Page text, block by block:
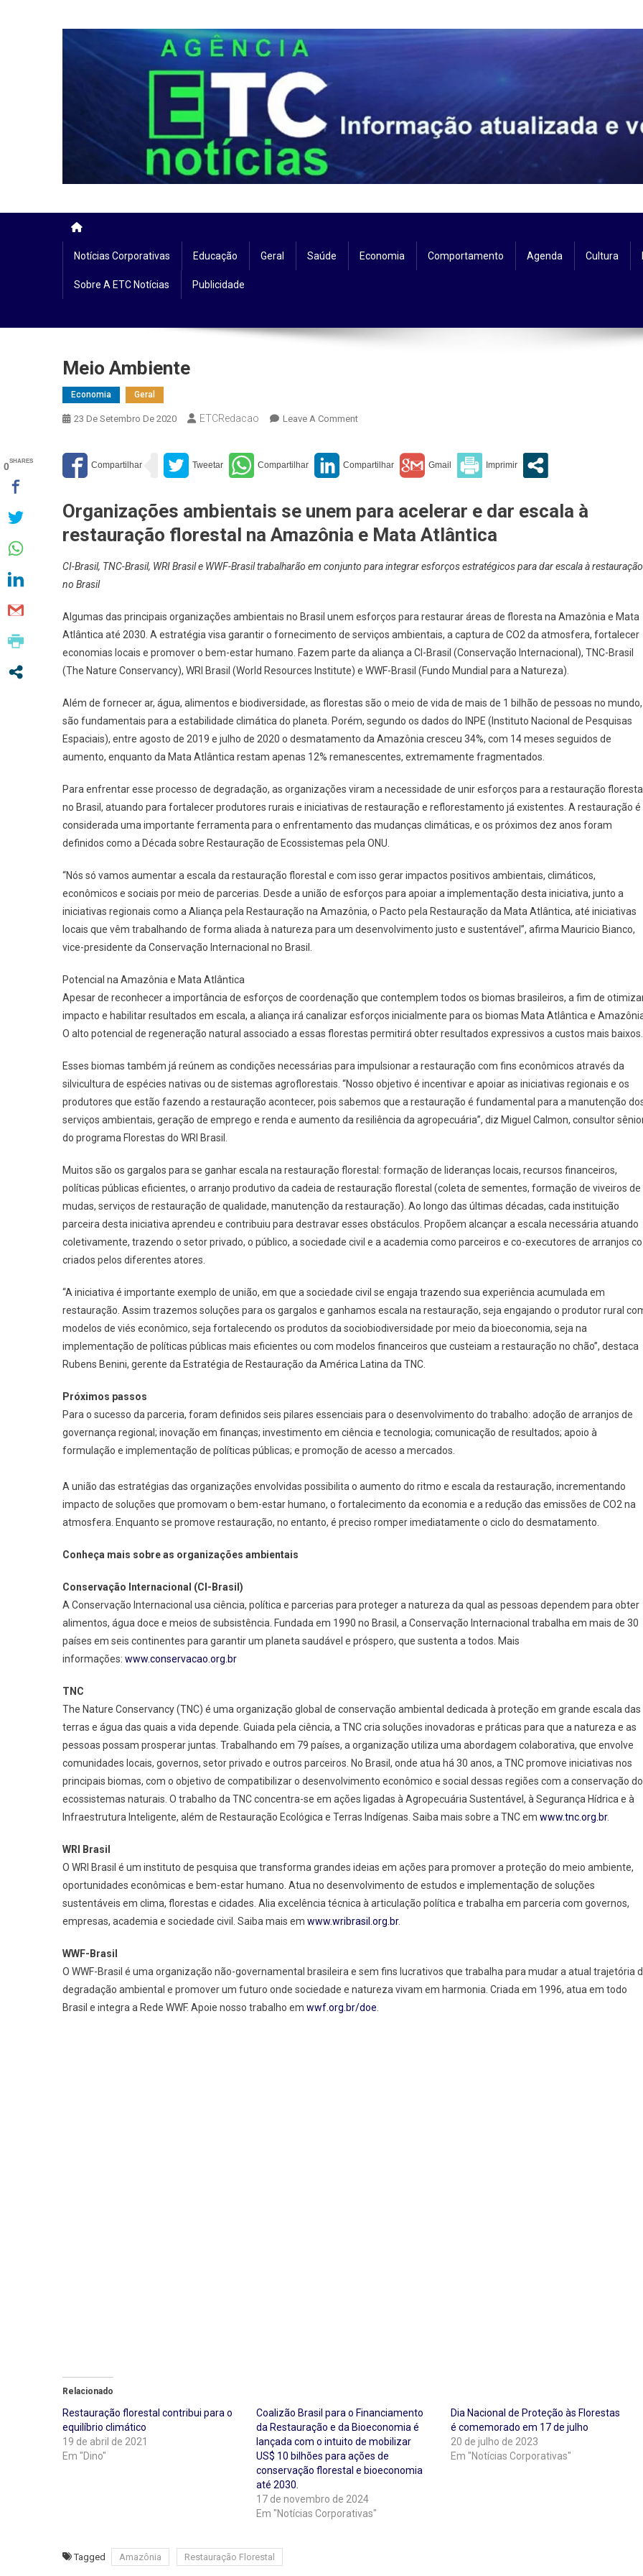
Notícias Corporativas Educação Geral Saúde Economia Comportamento Agenda Cultura
Sobre A ETC Notícias Publicidade
Meio Ambiente
Economia Geral
23 De Setembro De 2020 ETCRedacao Leave A CommentOn
Organizações ambientais se unem para acelerar e dar escala à
restauração florestal na Amazônia e Mata Atlântica
CI-Brasil, TNC-Brasil, WRI Brasil e WWF-Brasil trabalharão em conjunto para integrar esforços estratégicos para dar escala à restauração
no Brasil
Algumas das principais organizações ambientais no Brasil unem esforços para restaurar áreas de floresta na Amazônia e Mata
Atlântica até 2030. A estratégia visa garantir o fornecimento de serviços ambientais, a captura de CO2 da atmosfera, fortalecer
economias locais e promover o bem-estar humano. Fazem parte da aliança a CI-Brasil (Conservação Internacional), TNC-Brasil
(The Nature Conservancy), WRI Brasil (World Resources Institute) e WWF-Brasil (Fundo Mundial para a Natureza).
Além de fornecer ar, água, alimentos e biodiversidade, as florestas são o meio de vida de mais de 1 bilhão de pessoas no
são fundamentais para a estabilidade climática do planeta. Porém, segundo os dados do INPE (Instituto Nacional de Pesquisas
Espaciais), entre agosto de 2019 e julho de 2020 o desmatamento da Amazônia cresceu 34%, com 14 meses seguidos de
aumento, enquanto da Mata Atlântica restam apenas 12% remanescentes, extremamente fragmentados.
Para enfrentar esse processo de degradação, as organizações viram a necessidade de unir esforços para a restauração
no Brasil, atuando para fortalecer produtores rurais e iniciativas de restauração e reflorestamento já existentes. A restauração é
considerada uma importante ferramenta para o enfrentamento das mudanças climáticas, e os próximos dez anos foram
definidos como a Década sobre Restauração de Ecossistemas pela ONU.
“Nós só vamos aumentar a escala da restauração florestal e com isso gerar impactos positivos ambientais, climáticos,
econômicos e sociais por meio de parcerias. Desde a união de esforços para apoiar a implementação desta iniciativa, junto a
iniciativas regionais como a Aliança pela Restauração na Amazônia, o Pacto pela Restauração da Mata Atlântica, até iniciativas
locais que vêm trabalhando de forma aliada à natureza para um desenvolvimento justo e sustentável”, afirma Mauricio Bianco,
vice-presidente da Conservação Internacional no Brasil.
Potencial na Amazônia e Mata Atlântica
Apesar de reconhecer a importância de esforços de coordenação que contemplem todos os biomas brasileiros, a fim de
impacto e habilitar resultados em escala, a aliança irá canalizar esforços inicialmente para os biomas Mata Atlântica e
O alto potencial de regeneração natural associado a essas florestas permitirá obter resultados expressivos a custos mais baixos.
Esses biomas também já reúnem as condições necessárias para impulsionar a restauração com fins econômicos através da
silvicultura de espécies nativas ou de sistemas agroflorestais. “Nosso objetivo é incentivar e apoiar as iniciativas regionais e os
produtores que estão fazendo a restauração acontecer, pois sabemos que a restauração é fundamental para a manutenção
serviços ambientais, geração de emprego e renda e aumento da resiliência da agropecuária”, diz Miguel Calmon, consultor
do programa Florestas do WRI Brasil.
Muitos são os gargalos para se ganhar escala na restauração florestal: formação de lideranças locais, recursos financeiros,
políticas públicas eficientes, o arranjo produtivo da cadeia de restauração florestal (coleta de sementes, formação de viveiros de
mudas, serviços de restauração de qualidade, manutenção da restauração). Ao longo das últimas décadas, cada instituição
parceira desta iniciativa aprendeu e contribuiu para destravar esses obstáculos. Propõem alcançar a escala necessária atuando
coletivamente, trazendo o setor privado, o público, a sociedade civil e a academia como parceiros e co-executores de arranjos
criados pelos diferentes atores.
“A iniciativa é importante exemplo de união, em que a sociedade civil se engaja trazendo sua experiência acumulada em
restauração. Assim trazemos soluções para os gargalos e ganhamos escala na restauração, seja engajando o produtor rural
modelos de viés econômico, seja fortalecendo os produtos da sociobiodiversidade por meio da bioeconomia, seja na
implementação de políticas públicas mais eficientes ou com modelos financeiros que custeiam a restauração no chão”, destaca
Rubens Benini, gerente da Estratégia de Restauração da América Latina da TNC.
Próximos passos
Para o sucesso da parceria, foram definidos seis pilares essenciais para o desenvolvimento do trabalho: adoção de arranjos de
governança regional; inovação em finanças; investimento em ciência e tecnologia; comunicação de resultados; apoio à
formulação e implementação de políticas públicas; e promoção de acesso a mercados.
A união das estratégias das organizações envolvidas possibilita o aumento do ritmo e escala da restauração, incrementando
impacto de soluções que promovam o bem-estar humano, o fortalecimento da economia e a redução das emissões de CO2 na
atmosfera. Enquanto se promove restauração, no entanto, é preciso romper imediatamente o ciclo do desmatamento.
Conheça mais sobre as organizações ambientais
Conservação Internacional (CI-Brasil)
A Conservação Internacional usa ciência, política e parcerias para proteger a natureza da qual as pessoas dependem para obter
alimentos, água doce e meios de subsistência. Fundada em 1990 no Brasil, a Conservação Internacional trabalha em mais de 30
países em seis continentes para garantir um planeta saudável e próspero, que sustenta a todos. Mais
informações: www.conservacao.org.br
TNC
The Nature Conservancy (TNC) é uma organização global de conservação ambiental dedicada à proteção em grande escala das
terras e água das quais a vida depende. Guiada pela ciência, a TNC cria soluções inovadoras e práticas para que a natureza e as
pessoas possam prosperar juntas. Trabalhando em 79 países, a organização utiliza uma abordagem colaborativa, que envolve
comunidades locais, governos, setor privado e outros parceiros. No Brasil, onde atua há 30 anos, a TNC promove iniciativas nos
principais biomas, com o objetivo de compatibilizar o desenvolvimento econômico e social dessas regiões com a conservação
ecossistemas naturais. O trabalho da TNC concentra-se em ações ligadas à Agropecuária Sustentável, à Segurança Hídrica e à
Infraestrutura Inteligente, além de Restauração Ecológica e Terras Indígenas. Saiba mais sobre a TNC em www.tnc.org.br.
WRI Brasil
O WRI Brasil é um instituto de pesquisa que transforma grandes ideias em ações para promover a proteção do meio ambiente,
oportunidades econômicas e bem-estar humano. Atua no desenvolvimento de estudos e implementação de soluções
sustentáveis em clima, florestas e cidades. Alia excelência técnica à articulação política e trabalha em parceria com governos,
empresas, academia e sociedade civil. Saiba mais em www.wribrasil.org.br.
WWF-Brasil
O WWF-Brasil é uma organização não-governamental brasileira e sem fins lucrativos que trabalha para mudar a atual trajetória
degradação ambiental e promover um futuro onde sociedade e natureza vivam em harmonia. Criada em 1996, atua em todo
Brasil e integra a Rede WWF. Apoie nosso trabalho em wwf.org.br/doe.
Relacionado
Restauração florestal contribui para o
equilíbrio climático
19 de abril de 2021
Em "Dino"
Coalizão Brasil para o Financiamento
da Restauração e da Bioeconomia é
lançada com o intuito de mobilizar
US$ 10 bilhões para ações de
conservação florestal e bioeconomia
até 2030.
17 de novembro de 2024
Em "Notícias Corporativas"
Dia Nacional de Proteção às Florestas
é comemorado em 17 de julho
20 de julho de 2023
Em "Notícias Corporativas"
Tagged Amazônia Restauração Florestal
0SHARES